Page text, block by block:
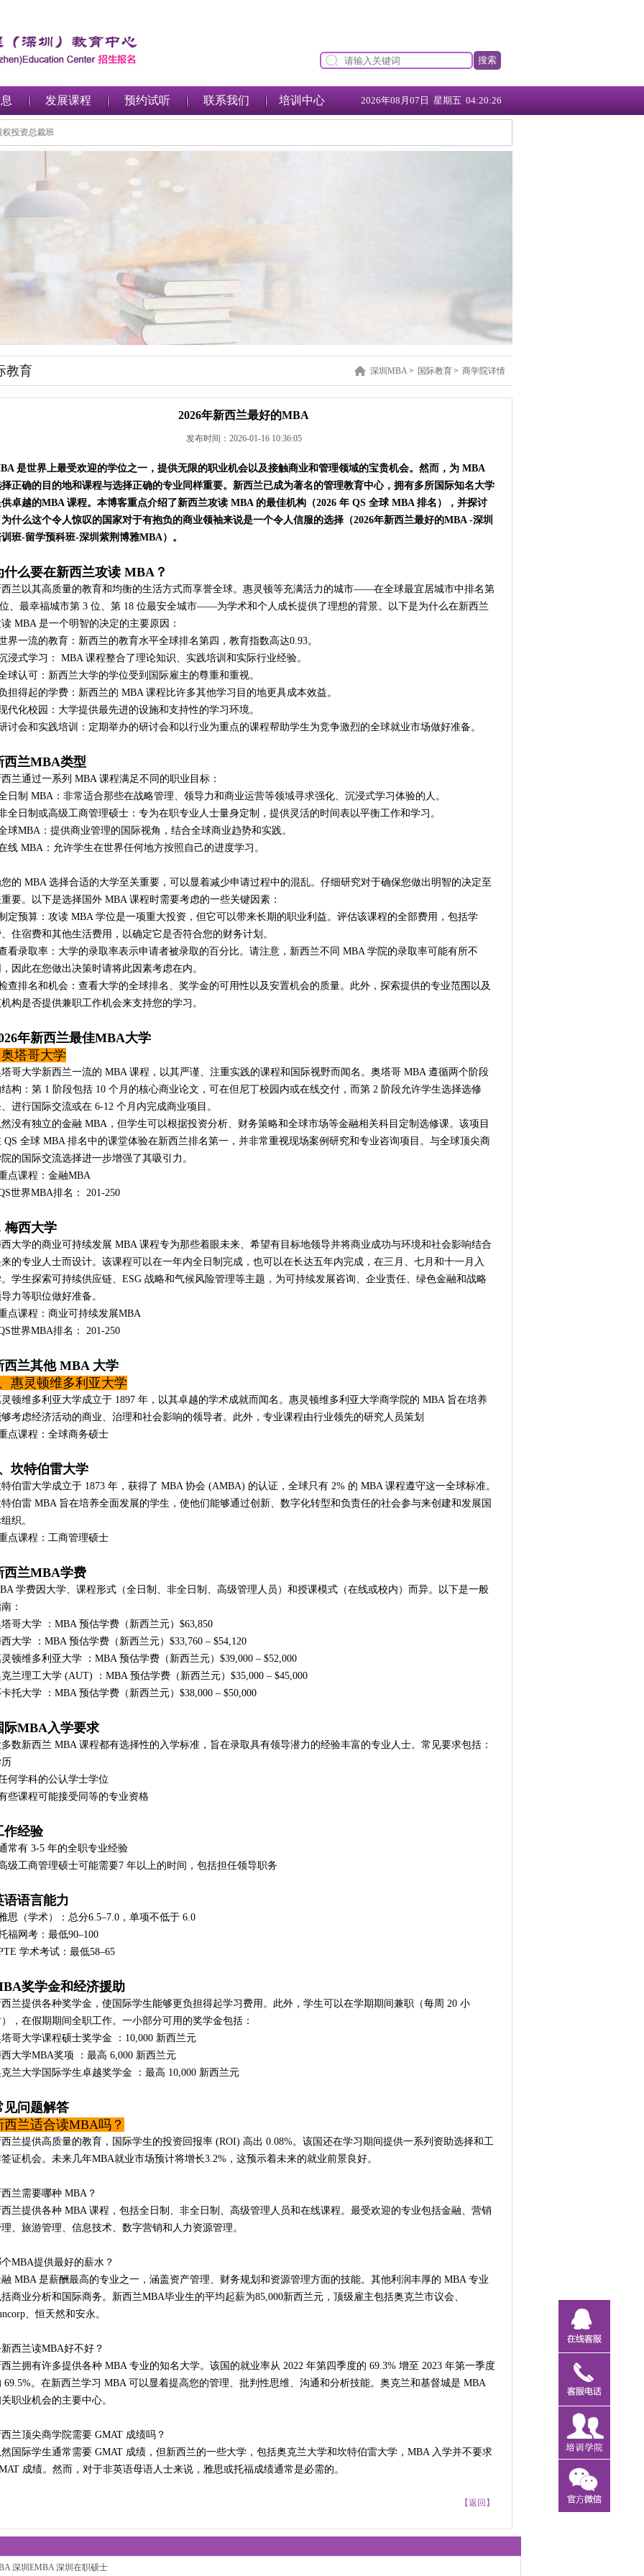
搜索
发展课程 预约试听 联系我们 培训中心 2026年08月07日 星期五 04:20:27
募股权投资总裁班
深圳MBA> 国际教育> 商学院详情
教育
2026年新西兰最好的MBA
发布时间：2026-01-16 10:36:05
是世界上最受欢迎的学位之一，提供无限的职业机会以及接触商业和管理领域的宝贵机会。然而，为 MBA
正确的目的地和课程与选择正确的专业同样重要。 新西兰已成为著名的管理教育中心，拥有多所国际知名大学
卓越的MBA 课程。本博客重点介绍了新西兰攻读 MBA 的最佳机构（2026 年 QS 全球 MBA 排名），并探讨
什么这个令人惊叹的国家对于有抱负的商业领袖来说是一个令人信服的选择（2026年新西兰最好的MBA -深圳
班-留学预科班-深圳紫荆博雅MBA）。
什么要在新西兰攻读 MBA？
兰以其高质量的教育和均衡的生活方式而享誉全球。惠灵顿等充满活力的城市——在全球最宜居城市中排名第
、最幸福城市第 3 位、第 18 位最安全城市——为学术和个人成长提供了理想的背景。以下是为什么在新西兰
MBA 是一个明智的决定的主要原因：
界一流的教育：新西兰的教育水平全球排名第四，教育指数高达0.93。
浸式学习： MBA 课程整合了理论知识、实践培训和实际行业经验。
球认可：新西兰大学的学位受到国际雇主的尊重和重视。
担得起的学费：新西兰的 MBA 课程比许多其他学习目的地更具成本效益。
代化校园：大学提供最先进的设施和支持性的学习环境。
讨会和实践培训：定期举办的研讨会和以行业为重点的课程帮助学生为竞争激烈的全球就业市场做好准备。
西兰MBA类型
兰通过一系列 MBA 课程满足不同的职业目标：
日制 MBA：非常适合那些在战略管理、领导力和商业运营等领域寻求强化、沉浸式学习体验的人。
全日制或高级工商管理硕士：专为在职专业人士量身定制，提供灵活的时间表以平衡工作和学习。
球MBA：提供商业管理的国际视角，结合全球商业趋势和实践。
线 MBA：允许学生在世界任何地方按照自己的进度学习。
的 MBA 选择合适的大学至关重要，可以显着减少申请过程中的混乱。仔细研究对于确保您做出明智的决定至
要。以下是选择国外 MBA 课程时需要考虑的一些关键因素：
定预算：攻读 MBA 学位是一项重大投资，但它可以带来长期的职业利益。评估该课程的全部费用，包括学
住宿费和其他生活费用，以确定它是否符合您的财务计划。
看录取率：大学的录取率表示申请者被录取的百分比。请注意，新西兰不同 MBA 学院的录取率可能有所不
因此在您做出决策时请将此因素考虑在内。
查排名和机会：查看大学的全球排名、奖学金的可用性以及安置机会的质量。此外，探索提供的专业范围以及
构是否提供兼职工作机会来支持您的学习。
年新西兰最佳MBA大学
塔哥大学
哥大学新西兰一流的 MBA 课程，以其严谨、注重实践的课程和国际视野而闻名。奥塔哥 MBA 遵循两个阶段
构：第 1 阶段包括 10 个月的核心商业论文，可在但尼丁校园内或在线交付，而第 2 阶段允许学生选择选修
进行国际交流或在 6-12 个月内完成商业项目。
没有独立的金融 MBA，但学生可以根据投资分析、财务策略和全球市场等金融相关科目定制选修课。该项目
QS 全球 MBA 排名中的课堂体验在新西兰排名第一，并非常重视现场案例研究和专业咨询项目。与全球顶尖商
的国际交流选择进一步增强了其吸引力。
点课程：金融MBA
世界MBA排名： 201-250
梅西大学
大学的商业可持续发展 MBA 课程专为那些着眼未来、希望有目标地领导并将商业成功与环境和社会影响结合
的专业人士而设计。该课程可以在一年内全日制完成，也可以在长达五年内完成，在三月、七月和十一月入
学生探索可持续供应链、ESG 战略和气候风险管理等主题，为可持续发展咨询、企业责任、绿色金融和战略
力等职位做好准备。
点课程：商业可持续发展MBA
世界MBA排名： 201-250
西兰其他 MBA 大学
惠灵顿维多利亚大学
顿维多利亚大学成立于 1897 年，以其卓越的学术成就而闻名。惠灵顿维多利亚大学商学院的 MBA 旨在培养
考虑经济活动的商业、治理和社会影响的领导者。此外，专业课程由行业领先的研究人员策划
点课程：全球商务硕士
坎特伯雷大学
伯雷大学成立于 1873 年，获得了 MBA 协会 (AMBA) 的认证，全球只有 2% 的 MBA 课程遵守这一全球标准。
伯雷 MBA 旨在培养全面发展的学生，使他们能够通过创新、数字化转型和负责任的社会参与来创建和发展国
织。
点课程：工商管理硕士
西兰MBA学费
学费因大学、课程形式（全日制、非全日制、高级管理人员）和授课模式（在线或校内）而异。以下是一般
：
哥大学 ：MBA 预估学费（新西兰元）$63,850
大学 ：MBA 预估学费（新西兰元）$33,760 – $54,120
顿维多利亚大学 ：MBA 预估学费（新西兰元）$39,000 – $52,000
兰理工大学 (AUT) ：MBA 预估学费（新西兰元）$35,000 – $45,000
托大学 ：MBA 预估学费（新西兰元）$38,000 – $50,000
际MBA入学要求
数新西兰 MBA 课程都有选择性的入学标准，旨在录取具有领导潜力的经验丰富的专业人士。常见要求包括：
何学科的公认学士学位
些课程可能接受同等的专业资格
作经验
常有 3-5 年的全职专业经验
级工商管理硕士可能需要7 年以上的时间，包括担任领导职务
语语言能力
思（学术）：总分6.5–7.0，单项不低于 6.0
福网考：最低90–100
学术考试：最低58–65
奖学金和经济援助
兰提供各种奖学金，使国际学生能够更负担得起学习费用。此外，学生可以在学期期间兼职（每周 20 小
，在假期期间全职工作。一小部分可用的奖学金包括：
哥大学课程硕士奖学金 ：10,000 新西兰元
大学MBA奖项 ：最高 6,000 新西兰元
兰大学国际学生卓越奖学金 ：最高 10,000 新西兰元
见问题解答
西兰适合读MBA吗？
兰提供高质量的教育，国际学生的投资回报率 (ROI) 高出 0.08%。该国还在学习期间提供一系列资助选择和工
证机会。未来几年MBA就业市场预计将增长3.2%，这预示着未来的就业前景良好。
兰需要哪种 MBA？
兰提供各种 MBA 课程，包括全日制、非全日制、高级管理人员和在线课程。最受欢迎的专业包括金融、营销
、旅游管理、信息技术、数字营销和人力资源管理。
MBA提供最好的薪水？
MBA 是薪酬最高的专业之一，涵盖资产管理、财务规划和资源管理方面的技能。其他利润丰厚的 MBA 专业
商业分析和国际商务。新西兰MBA毕业生的平均起薪为85,000新西兰元，顶级雇主包括奥克兰市议会、
、恒天然和安永。
西兰读MBA好不好？
兰拥有许多提供各种 MBA 专业的知名大学。该国的就业率从 2022 年第四季度的 69.3% 增至 2023 年第一季度
69.5%。在新西兰学习 MBA 可以显着提高您的管理、批判性思维、沟通和分析技能。奥克兰和基督城是 MBA
职业机会的主要中心。
兰顶尖商学院需要 GMAT 成绩吗？
国际学生通常需要 GMAT 成绩，但新西兰的一些大学，包括奥克兰大学和坎特伯雷大学，MBA 入学并不要求
成绩。然而，对于非英语母语人士来说，雅思或托福成绩通常是必需的。
【返回】
深圳EMBA 深圳在职硕士